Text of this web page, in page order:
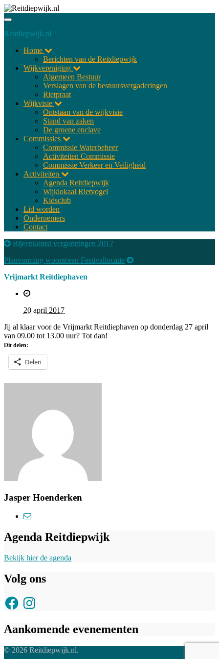
Toggle
navigatie
Reitdiepwijk.nl
Home
Berichten van de Reitdiepwijk
Wijkvereniging
Algemeen Bestuur
Verslagen van de bestuursvergaderingen
Rietpraat
Wijkvisie
Ontstaan van de wijkvisie
Stand van zaken
De groene enclave
Commissies
Commissie Waterbeheer
Activiteiten Commissie
Commissie Verkeer en Veiligheid
Activiteiten
Agenda Reitdiepwijk
Wijklokaal Rietvogel
Kidsclub
Lid worden
Ondernemers
Contact
Bijeenkomst vergunningen 2017
Planvorming woontoren Festivallocatie
Vrijmarkt Reitdiephaven
20 april 2017
Jij al klaar voor de Vrijmarkt Reitdiephaven op donderdag 27 april
van 09.00 tot 13.00 uur? Tot dan!
Dit delen:
Delen
Jasper Hoenderken
Agenda Reitdiepwijk
Bekijk hier de agenda
Volg ons
FacebookInstagram
Aankomende evenementen
© 2026 Reitdiepwijk.nl.